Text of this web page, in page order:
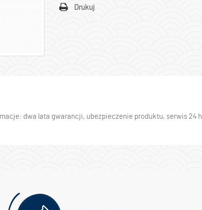
Drukuj
dwa lata gwarancji, ubezpieczenie produktu, serwis 24 h